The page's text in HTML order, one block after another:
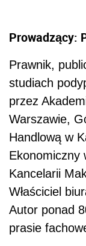
Prowadzący:
Prawnik,
studiach
przez
Warszawie,
Handlową w
Ekonomiczny
Kancelarii
Właściciel
Autor ponad
prasie